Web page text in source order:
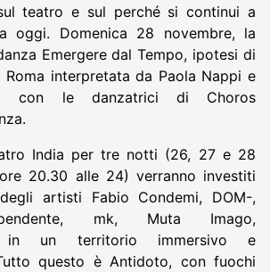
teatro e sul perché si continui a
oggi. Domenica 28 novembre, la
Emergere dal Tempo, ipotesi di
interpretata da Paola Nappi e
con le danzatrici di Choros
India per tre notti (26, 27 e 28
20.30 alle 24) verranno investiti
artisti Fabio Condemi, DOM-,
mk, Muta Imago,
in un territorio immersivo e
questo è Antidoto, con fuochi